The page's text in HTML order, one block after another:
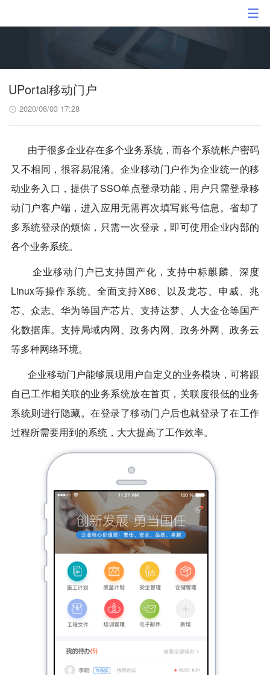
UPortal移动门户
2020/06/03 17:28
由于很多企业存在多个业务系统，而各个系统帐户密码
又不相同，很容易混淆。企业移动门户作为企业统一的移
动业务入口，提供了SSO单点登录功能，用户只需登录移
动门户客户端，进入应用无需再次填写账号信息。省却了
多系统登录的烦恼，只需一次登录，即可使用企业内部的
各个业务系统。
企业移动门户已支持国产化，支持中标麒麟、深度
Linux等操作系统、全面支持X86、以及龙芯、申威、兆
芯、众志、华为等国产芯片、支持达梦、人大金仓等国产
化数据库。支持局域内网、政务内网、政务外网、政务云
等多种网络环境。
企业移动门户能够展现用户自定义的业务模块，可将跟
自已工作相关联的业务系统放在首页，关联度很低的业务
系统则进行隐藏。在登录了移动门户后也就登录了在工作
过程所需要用到的系统，大大提高了工作效率。